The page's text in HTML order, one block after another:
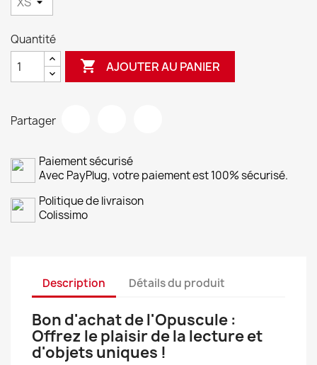
Quantité
 AJOUTER AU PANIER
Partager
Paiement sécurisé
Avec PayPlug, votre paiement est 100% sécurisé.
Politique de livraison
Colissimo
Description Détails du produit
Bon d'achat de l'Opuscule :
Offrez le plaisir de la lecture et
d'objets uniques !